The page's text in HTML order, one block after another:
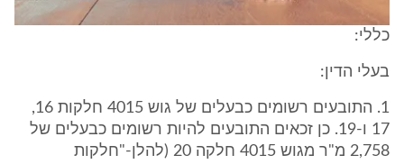
כללי:
בעלי הדין:
1. התובעים רשומים כבעלים של גוש 4015 חלקות 16,
17 ו-19. כן זכאים התובעים להיות רשומים כבעלים של
2,758 מ"ר מגוש 4015 חלקה 20 (להלן-"חלקות